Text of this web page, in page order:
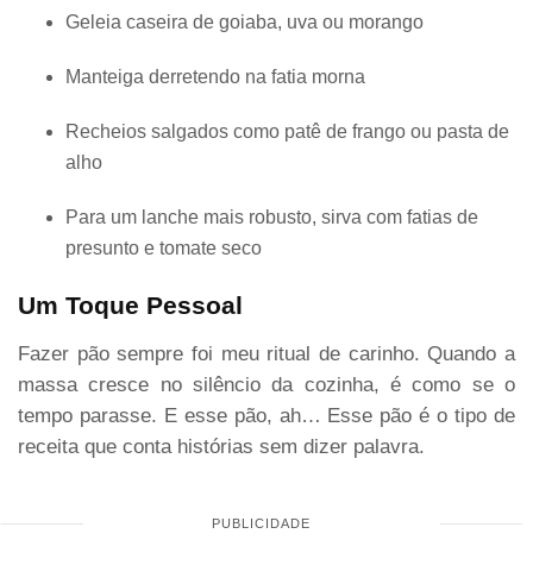
Geleia caseira de goiaba, uva ou morango
Manteiga derretendo na fatia morna
Recheios salgados como patê de frango ou pasta de
alho
Para um lanche mais robusto, sirva com fatias de
presunto e tomate seco
Um Toque Pessoal
Fazer pão sempre foi meu ritual de carinho. Quando a
massa cresce no silêncio da cozinha, é como se o
tempo parasse. E esse pão, ah… Esse pão é o tipo de
receita que conta histórias sem dizer palavra.